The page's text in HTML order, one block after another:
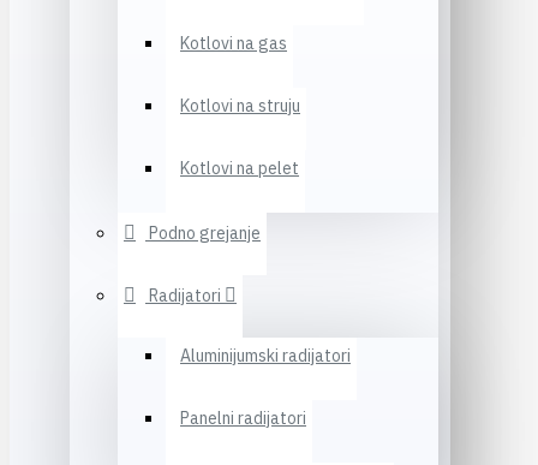
Kotlovi na gas
Kotlovi na struju
Kotlovi na pelet
Podno grejanje
Radijatori
Aluminijumski radijatori
Panelni radijatori